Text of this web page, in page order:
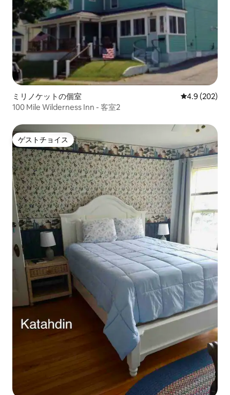
ミリノケットの個室 レビュー202
4.9 (202)
100 Mile Wilderness Inn - 客室2
ゲストチョイス
ゲストチョイス